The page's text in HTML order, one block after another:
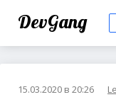
DevGang
15.03.2020 в 20:26